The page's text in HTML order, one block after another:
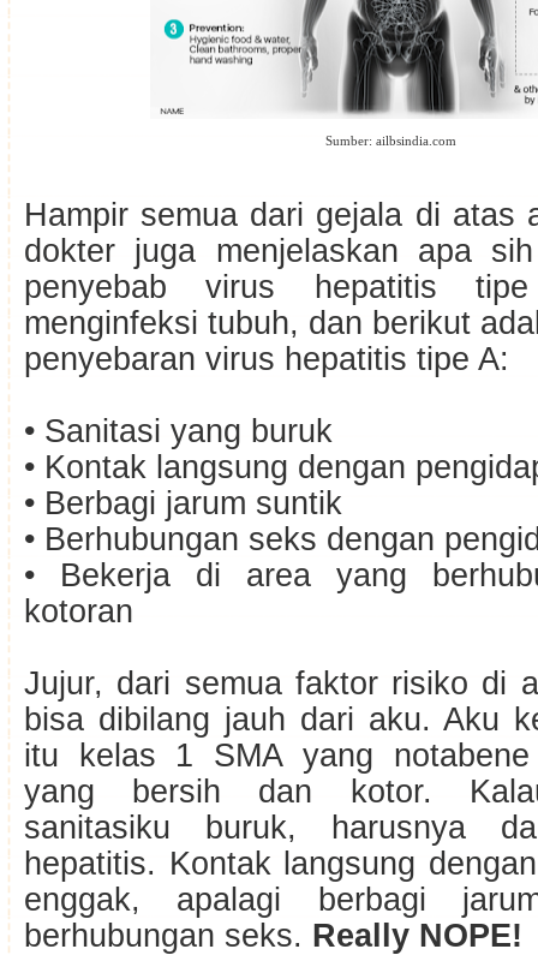
Sumber: ailbsindia.com
Hampir semua dari gejala di atas
dokter juga menjelaskan apa
penyebab virus hepatitis
menginfeksi tubuh, dan berikut
penyebaran virus hepatitis tipe A:
• Sanitasi yang buruk
• Kontak langsung dengan
• Berbagi jarum suntik
• Berhubungan seks dengan
• Bekerja di area yang
kotoran
Jujur, dari semua faktor risiko di
bisa dibilang jauh dari aku. Aku
itu kelas 1 SMA yang
yang bersih dan kotor.
sanitasiku buruk, harusnya
hepatitis. Kontak langsung
enggak, apalagi berbagi
berhubungan seks. Really NOPE!